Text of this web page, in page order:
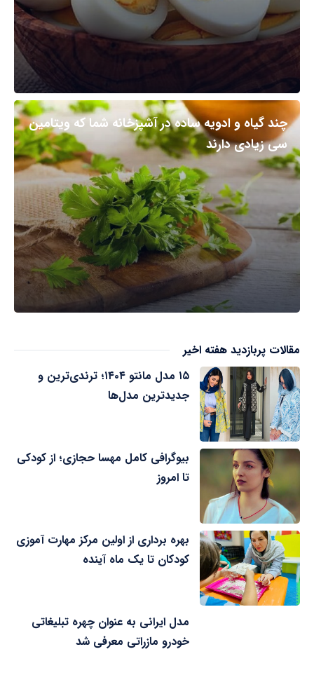
چند گیاه و ادویه ساده در آشپزخانه شما که ویتامین
سی زیادی دارند
مقالات پربازدید هفته اخیر
۱۵ مدل مانتو ۱۴۰۴؛ ترندی‌ترین و
جدیدترین مدل‌ها
بیوگرافی کامل مهسا حجازی؛ از کودکی
تا امروز
بهره برداری از اولین مرکز مهارت آموزی
کودکان تا یک ماه آینده
مدل ایرانی به عنوان چهره تبلیغاتی
خودرو مازراتی معرفی شد